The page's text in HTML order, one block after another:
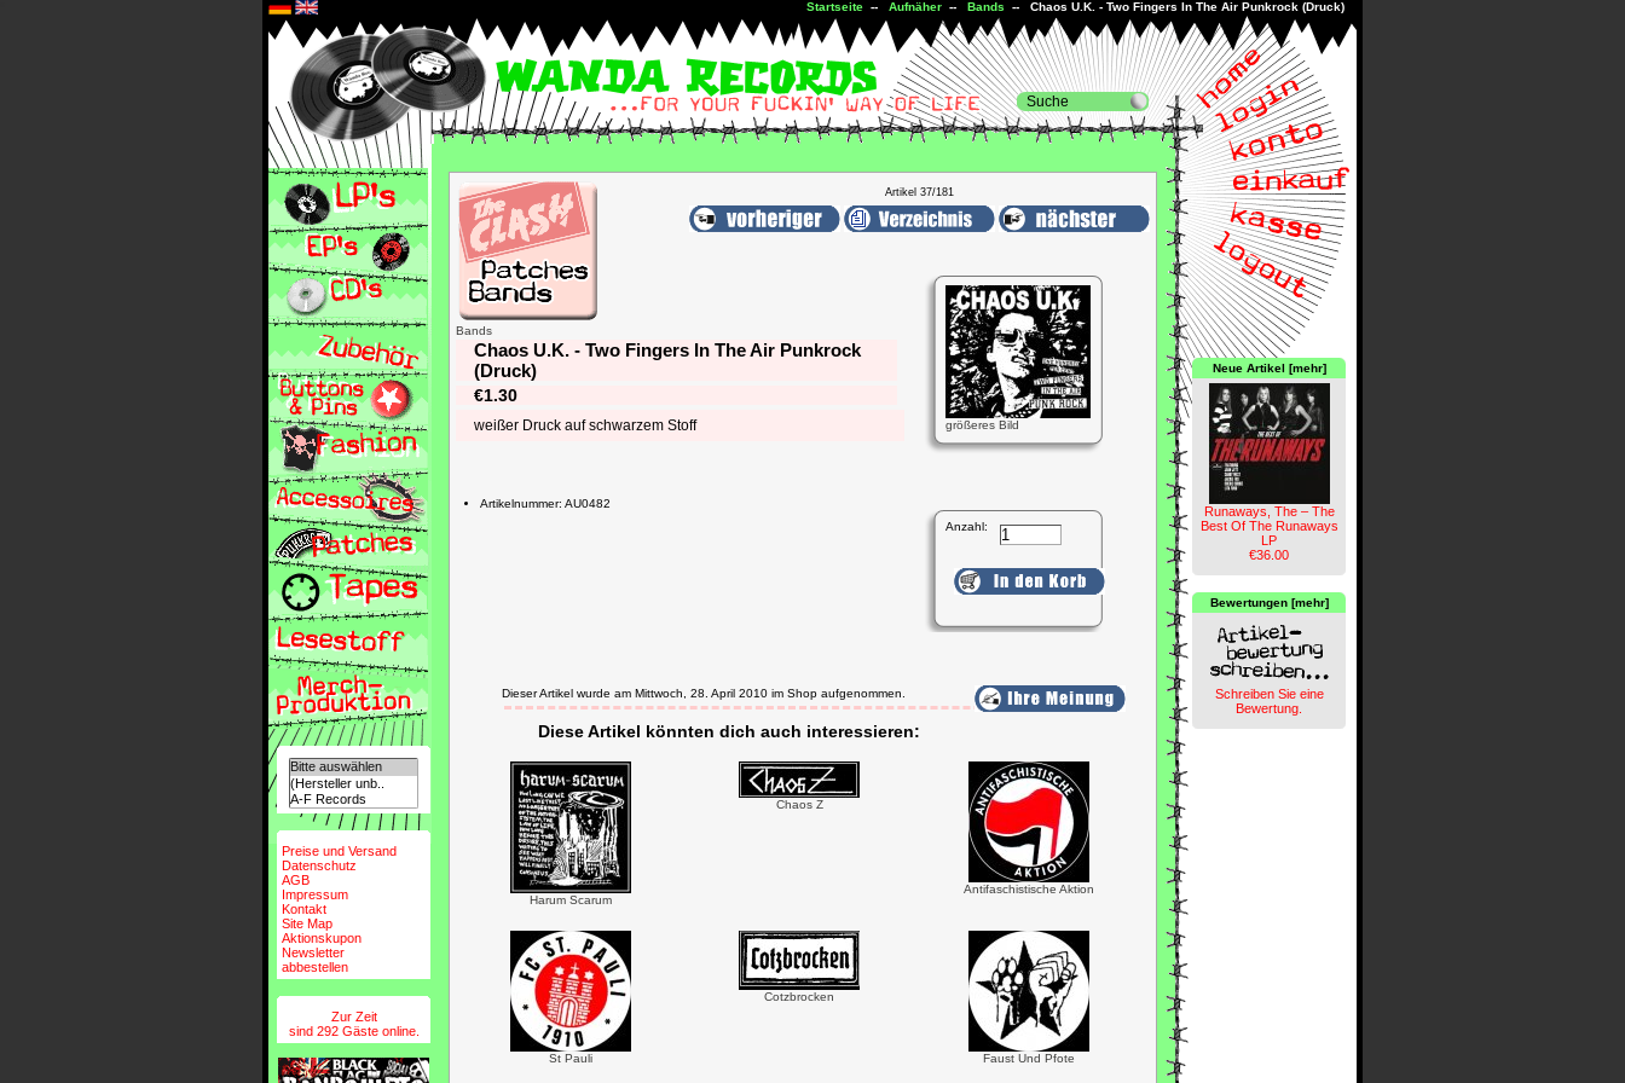
Startseite -- Aufnäher -- Bands -- Chaos U.K. - Two Fingers In The Air Punkrock (Druck)
Preise und Versand
Datenschutz
AGB
Impressum
Kontakt
Site Map
Aktionskupon
Newsletter
abbestellen
Zur Zeit
sind 292 Gäste online.
Neue Artikel [mehr]
Runaways, The – The
Best Of The Runaways
LP
€36.00
Bewertungen [mehr]
Schreiben Sie eine
Bewertung.
Bands
Artikel 37/181
größeres Bild
Chaos U.K. - Two Fingers In The Air Punkrock
(Druck)
€1.30
weißer Druck auf schwarzem Stoff
Anzahl:
Artikelnummer: AU0482
Dieser Artikel wurde am Mittwoch, 28. April 2010 im Shop aufgenommen.
Diese Artikel könnten dich auch interessieren:
Harum Scarum
Chaos Z
Antifaschistische Aktion
St Pauli
Cotzbrocken
Faust Und Pfote